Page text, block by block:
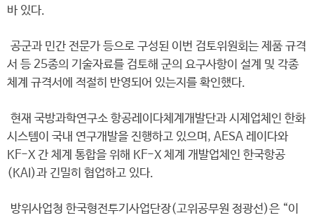
바 있다.
공군과 민간 전문가 등으로 구성된 이번 검토위원회는 제품 규격
서 등 25종의 기술자료를 검토해 군의 요구사항이 설계 및 각종
체계 규격서에 적절히 반영되어 있는지를 확인했다.
현재 국방과학연구소 항공레이다체계개발단과 시제업체인 한화
시스템이 국내 연구개발을 진행하고 있으며, AESA 레이다와
KF-X 간 체계 통합을 위해 KF-X 체계 개발업체인 한국항공
(KAI)과 긴밀히 협업하고 있다.
방위사업청 한국형전투기사업단장(고위공무원 정광선)은 “이